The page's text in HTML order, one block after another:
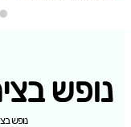
נופש בצימר 570
נופש